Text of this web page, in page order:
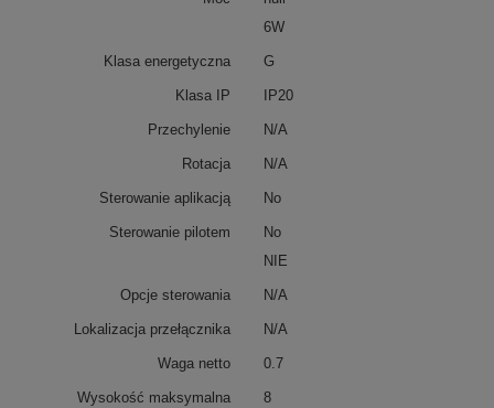
6W
Klasa energetyczna G
Klasa IP IP20
Przechylenie N/A
Rotacja N/A
Sterowanie aplikacją No
Sterowanie pilotem
No
NIE
Opcje sterowania N/A
Lokalizacja przełącznika N/A
Waga netto 0.7
Wysokość maksymalna 8